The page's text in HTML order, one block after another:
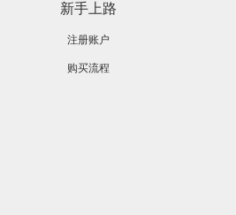
新手上路
注册账户
购买流程